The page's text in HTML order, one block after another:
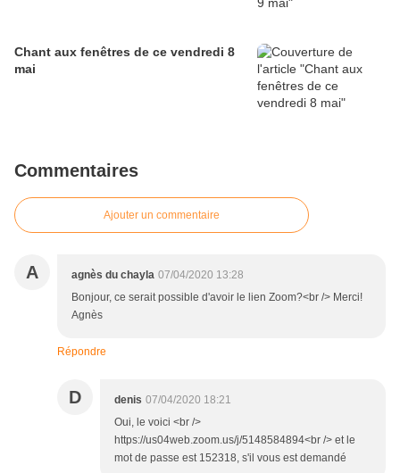
Chant aux fenêtres de ce vendredi 8
mai
Commentaires
Ajouter un commentaire
A agnès du chayla 07/04/2020 13:28
Bonjour, ce serait possible d'avoir le lien Zoom?<br /> Merci!
Agnès
Répondre
D denis 07/04/2020 18:21
Oui, le voici <br />
https://us04web.zoom.us/j/5148584894<br /> et le
mot de passe est 152318, s'il vous est demandé